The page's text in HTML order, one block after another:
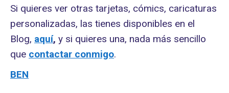
Si quieres ver otras tarjetas, cómics, caricaturas
personalizadas, las tienes disponibles en el
Blog, aquí, y si quieres una, nada más sencillo
que contactar conmigo.
BEN